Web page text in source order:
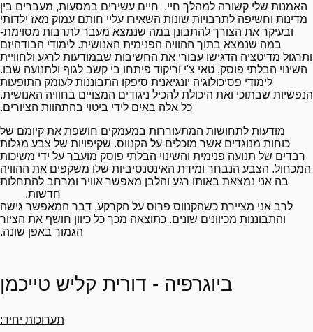
האמנות שלי קשורה למהלך חיי. חיים עשירים במסעות, מעברים בין
מדינות וחשיפה לתרבויות שונות השאירו עליי חותם עמוק מאז ילדותי
ובעיקר את הצורך להתבונן במה שנמצא מעבר לתרבות מסוימת-
במה שנמצא בתוך ההוויה הפנימית האנושית. לימודי הבודהיזם
ותרגול מדיטציה הדגישו עבורי את החשיבות שבמודעות לרגע ולחוויית
השינוי הבלתי פוסק, טאי צ'י וריקוד פיתחו בי קשב לגוף ולתנועה שבו.
לימודי פסיכולוגיה יונגיאנית סיפקו התבוננות לעומק התופעות
הנפשיות שבתוכי ואת היכולת להכיל ניגודים המצויים בחוויה האנושית.
כל אלה באים לידי ביטוי בהתהוות הציורים.
מודעות לתחושות המתעוררות במעמקים חושפת את קיומם של
כוחות מנוגדים אשר מוכלים על הקנווס. שקיפויות של צבע מגלות
רבדים של תנועה פנימית והשינוי הבלתי פוסק מועבר על ידי משיכות
המכחול. הצבע הנבחר ומידת האינטנסיביות שלו משקפים את ההוויה
בה אני נמצאת באותו רגע והלבן מאפשר אוויר ומרחב להתחלות
חדשות.
לרב אני מציירת כשהקנווס פרוס על הקרקע, דבר המאפשר גישה
והתבוננות מכיוונים שונים. כתוצאה מכך כל כיוון חושף את הציור
הגמור באפן שונה.
ביוגרפיה - דורית קליש טייכמן
תערוכות יחיד: